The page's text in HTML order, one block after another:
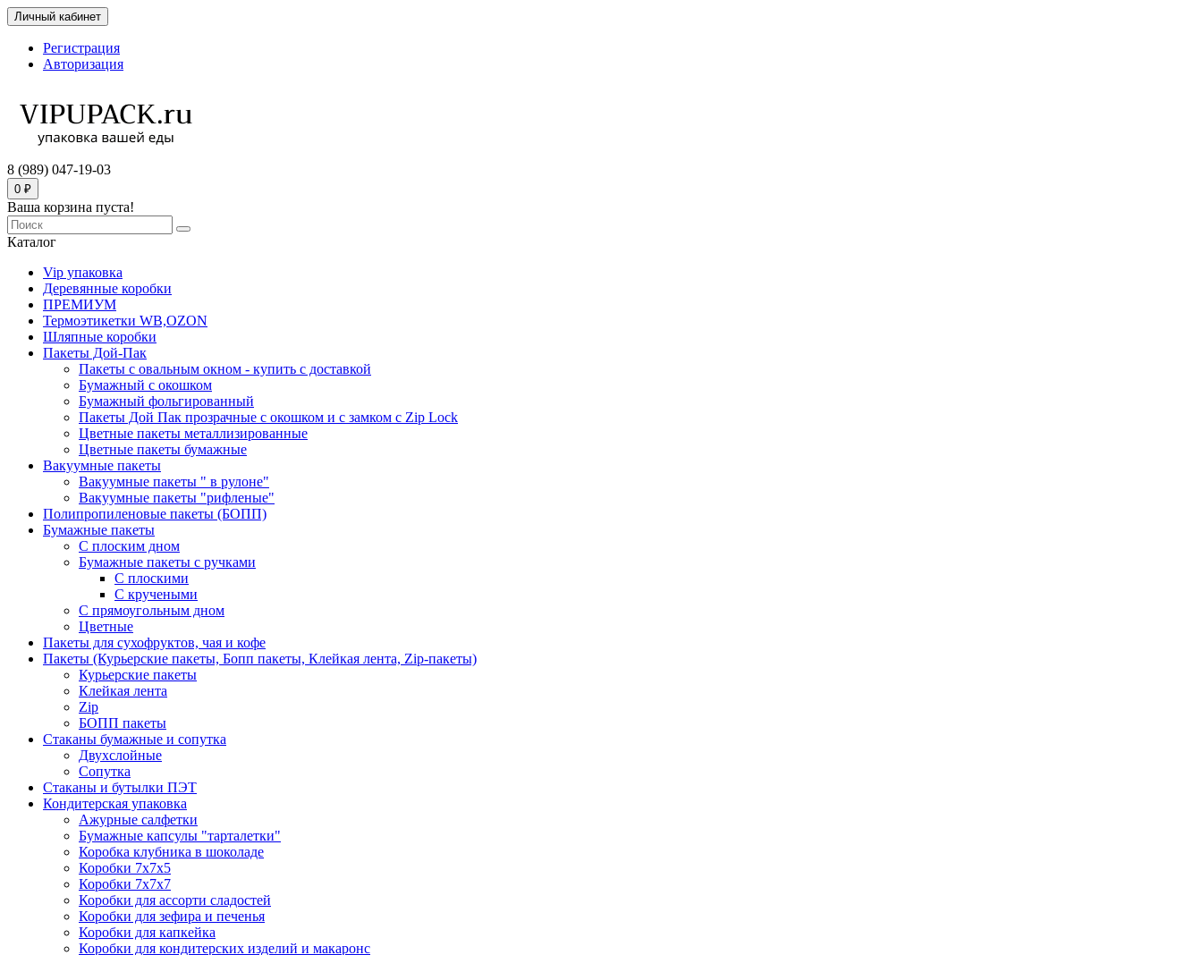
Личный кабинет
Регистрация
Авторизация
8 (989) 047-19-03
0 ₽
Ваша корзина пуста!
Каталог
Vip упаковка
Деревянные коробки
ПРЕМИУМ
Термоэтикетки WB,OZON
Шляпные коробки
Пакеты Дой-Пак
Пакеты с овальным окном - купить с доставкой
Бумажный с окошком
Бумажный фольгированный
Пакеты Дой Пак прозрачные с окошком и с замком с Zip Lock
Цветные пакеты металлизированные
Цветные пакеты бумажные
Вакуумные пакеты
Вакуумные пакеты " в рулоне"
Вакуумные пакеты "рифленые"
Полипропиленовые пакеты (БОПП)
Бумажные пакеты
С плоским дном
Бумажные пакеты с ручками
С плоскими
С кручеными
С прямоугольным дном
Цветные
Пакеты для сухофруктов, чая и кофе
Пакеты (Курьерские пакеты, Бопп пакеты, Клейкая лента, Zip-пакеты)
Курьерские пакеты
Клейкая лента
Zip
БОПП пакеты
Стаканы бумажные и сопутка
Двухслойные
Сопутка
Стаканы и бутылки ПЭТ
Кондитерская упаковка
Ажурные салфетки
Бумажные капсулы "тарталетки"
Коробка клубника в шоколаде
Коробки 7х7х5
Коробки 7х7х7
Коробки для ассорти сладостей
Коробки для зефира и печенья
Коробки для капкейка
Коробки для кондитерских изделий и макаронс